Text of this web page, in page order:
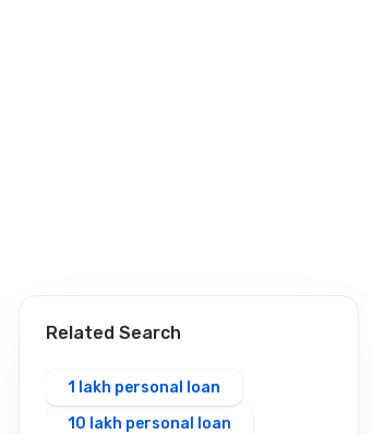
Related Search
1 lakh personal loan
10 lakh personal loan